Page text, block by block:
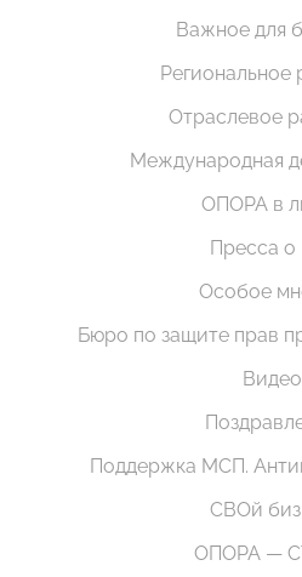
Важное для
Региональное
Отраслевое
Международная
ОПОРА в
Пресса о
Особое
Бюро по защите прав
Видео
Поддержка МСП.
СВОй
ОПОРА —